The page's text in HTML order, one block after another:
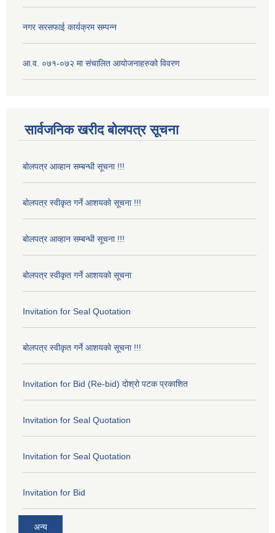
नगर सरसफाई कार्यक्रम सम्पन्न
आ.व. ०७१-०७२ मा संचालित आयोजनाहरुको विवरण
सार्वजनिक खरीद बोलपत्र सूचना
बोलपत्र आव्हान सम्बन्धी सूचना !!!
बोलपत्र स्वीकृत गर्ने आशयको सूचना !!!
बोलपत्र आव्हान सम्बन्धी सूचना !!!
बोलपत्र स्वीकृत गर्ने आशयको सूचना
Invitation for Seal Quotation
बोलपत्र स्वीकृत गर्ने आशयको सूचना !!!
Invitation for Bid (Re-bid) दोश्रो पटक प्रकाशित
Invitation for Seal Quotation
Invitation for Seal Quotation
Invitation for Bid
अन्य